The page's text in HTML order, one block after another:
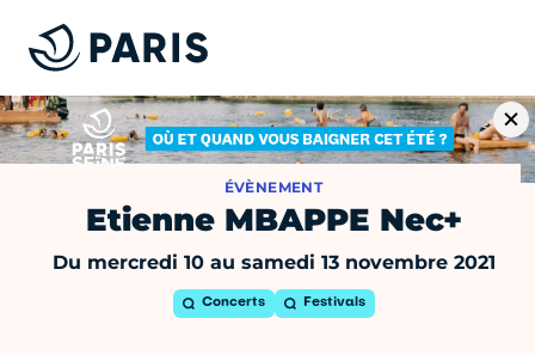
ÉVÈNEMENT
Etienne MBAPPE Nec+
Du mercredi 10 au samedi 13 novembre 2021
Concerts Festivals